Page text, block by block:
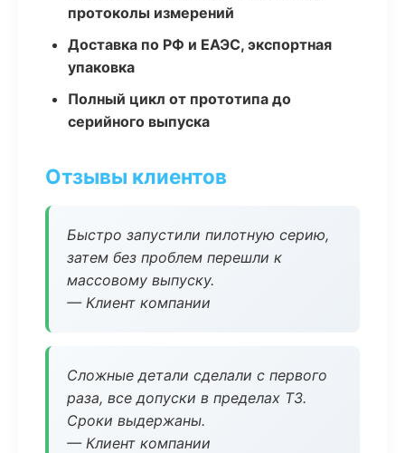
протоколы измерений
Доставка по РФ и ЕАЭС, экспортная
упаковка
Полный цикл от прототипа до
серийного выпуска
Отзывы клиентов
Быстро запустили пилотную серию,
затем без проблем перешли к
массовому выпуску.
— Клиент компании
Сложные детали сделали с первого
раза, все допуски в пределах ТЗ.
Сроки выдержаны.
— Клиент компании